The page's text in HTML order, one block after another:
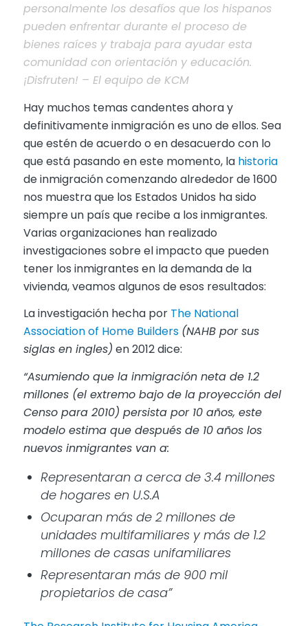
personalmente los desafíos que los hispanos
pueden enfrentar durante el proceso de
bienes raíces y trabaja para ayudar esta
comunidad con orientación y educación.
¡Disfruten! – El equipo de KCM
Hay muchos temas candentes ahora y
definitivamente inmigración es uno de ellos. Sea
que estén de acuerdo o en desacuerdo con lo
que está pasando en este momento, la historia
de inmigración comenzando alrededor de 1600
nos muestra que los Estados Unidos ha sido
siempre un país que recibe a los inmigrantes.
Varias organizaciones han realizado
investigaciones sobre el impacto que pueden
tener los inmigrantes en la demanda de la
vivienda, veamos algunos de esos resultados:
La investigación hecha por The National
Association of Home Builders (NAHB por sus
siglas en ingles) en 2012 dice:
“Asumiendo que la inmigración neta de 1.2
millones (el extremo bajo de la proyección del
Censo para 2010) persista por 10 años, este
modelo estima que después de 10 años los
nuevos inmigrantes van a:
Representaran a cerca de 3.4 millones
de hogares en U.S.A
Ocuparan más de 2 millones de
unidades multifamiliares y más de 1.2
millones de casas unifamiliares
Representaran más de 900 mil
propietarios de casa”